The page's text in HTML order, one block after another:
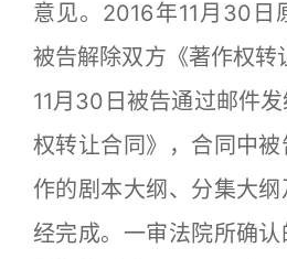
意见。2016年11月30日
被告解除双方《著作权转
11月30日被告通过邮件
权转让合同》，合同中被
作的剧本大纲、分集大
经完成。一审法院所确